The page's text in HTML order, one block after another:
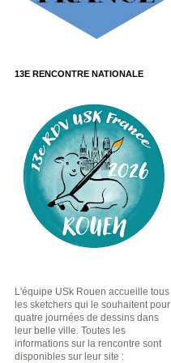
13E RENCONTRE NATIONALE
L'équipe USk Rouen accueille tous
les sketchers qui le souhaitent pour
quatre journées de dessins dans
leur belle ville. Toutes les
informations sur la rencontre sont
disponibles sur leur site :